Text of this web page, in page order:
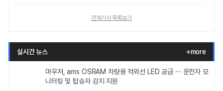
전체기사 목록보기
실시간 뉴스 +more
마우저, ams OSRAM 차량용 적외선 LED 공급 ··· 운전자 모
니터링 및 탑승자 감지 지원